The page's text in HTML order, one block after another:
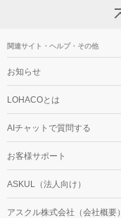
関連サイト・ヘルプ・その他
お知らせ
LOHACOとは
AIチャットで質問する
お客様サポート
ASKUL（法人向け）
アスクル株式会社（会社概要）